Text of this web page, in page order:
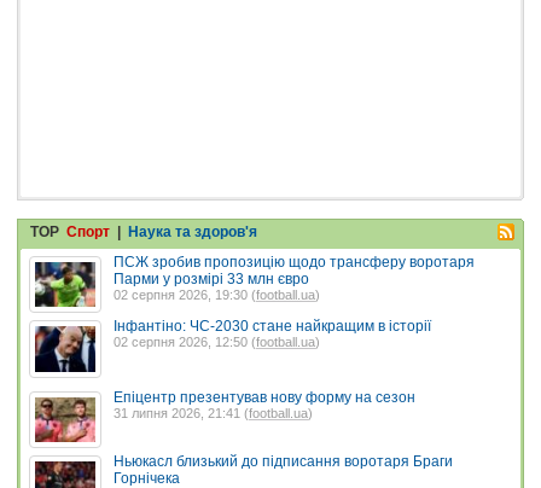
TOP Спорт | Наука та здоров'я
ПСЖ зробив пропозицію щодо трансферу воротаря
Парми у розмірі 33 млн євро
02 серпня 2026, 19:30 (football.ua)
Інфантіно: ЧС-2030 стане найкращим в історії
02 серпня 2026, 12:50 (football.ua)
Епіцентр презентував нову форму на сезон
31 липня 2026, 21:41 (football.ua)
Ньюкасл близький до підписання воротаря Браги
Горнічека